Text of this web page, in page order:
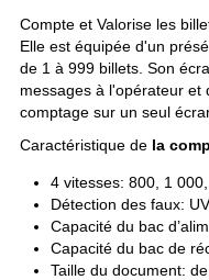
Compte et Valorise les
Elle est équipée d'un
de 1 à 999 billets. Son
messages à l'opérateur et
comptage sur un seul
Caractéristique de la
4 vitesses: 800, 1
Détection des faux:
Capacité du bac
Capacité du bac de
Taille du document: